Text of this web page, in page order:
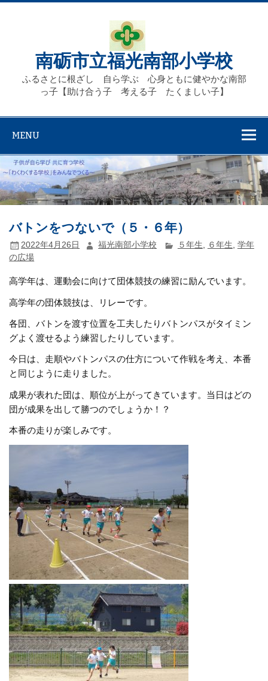
Skip
南砺市立福光南部小学校
ふるさとに根ざし 自ら学ぶ 心身ともに健やかな南部
っ子【助け合う子 考える子 たくましい子】
MENU
バトンをつないで（５・６年）
2022年4月26日 福光南部小学校 ５年生, ６年生, 学年
の広場
高学年は、運動会に向けて団体競技の練習に励んでいます。
高学年の団体競技は、リレーです。
各団、バトンを渡す位置を工夫したりバトンパスがタイミン
グよく渡せるよう練習したりしています。
今日は、走順やバトンパスの仕方について作戦を考え、本番
と同じように走りました。
成果が表れた団は、順位が上がってきています。当日はどの
団が成果を出して勝つのでしょうか！？
本番の走りが楽しみです。